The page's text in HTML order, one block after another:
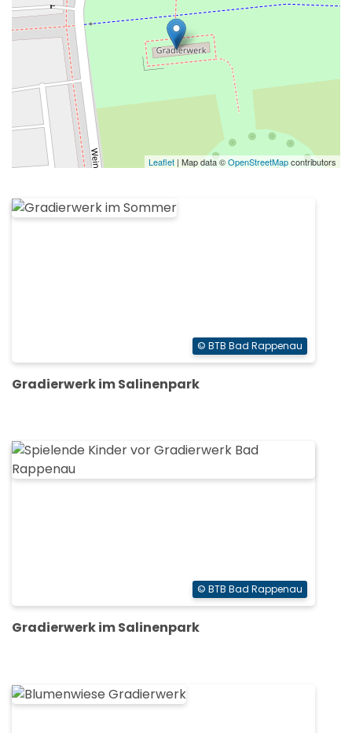
Leaflet | Map data ©OpenStreetMapcontributors
© BTB Bad Rappenau
Gradierwerk im Salinenpark
© BTB Bad Rappenau
Gradierwerk im Salinenpark